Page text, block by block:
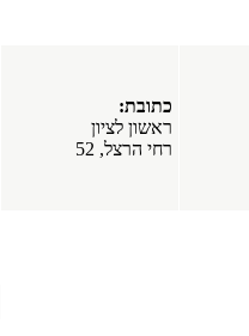
כתובת:
ראשון לציון
רחי הרצל, 52